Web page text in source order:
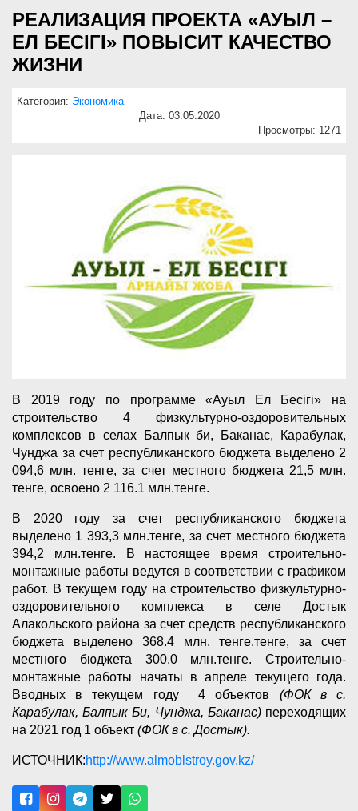
РЕАЛИЗАЦИЯ ПРОЕКТА «АУЫЛ –
ЕЛ БЕСІГІ» ПОВЫСИТ КАЧЕСТВО
ЖИЗНИ
Категория: Экономика
Дата: 03.05.2020
Просмотры: 1271
В 2019 году по программе «Ауыл Ел Бесігі» на
строительство 4 физкультурно-оздоровительных
комплексов в селах Балпык би, Баканас, Карабулак,
Чунджа за счет республиканского бюджета выделено 2
094,6 млн. тенге, за счет местного бюджета 21,5 млн.
тенге, освоено 2 116.1 млн.тенге.
В 2020 году за счет республиканского бюджета
выделено 1 393,3 млн.тенге, за счет местного бюджета
394,2 млн.тенге. В настоящее время строительно-
монтажные работы ведутся в соответствии с графиком
работ. В текущем году на строительство физкультурно-
оздоровительного комплекса в селе Достык
Алакольского района за счет средств республиканского
бюджета выделено 368.4 млн. тенге.тенге, за счет
местного бюджета 300.0 млн.тенге. Строительно-
монтажные работы начаты в апреле текущего года.
Вводных в текущем году 4 объектов
(ФОК в с.
Карабулак, Балпык Би, Чунджа, Баканас) переходящих
на 2021 год 1 объект (ФОК в с. Достык).
ИСТОЧНИК:http://www.almoblstroy.gov.kz/